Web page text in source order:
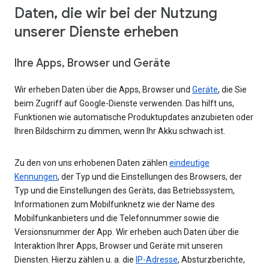
Daten, die wir bei der Nutzung
unserer Dienste erheben
Ihre Apps, Browser und Geräte
Wir erheben Daten über die Apps, Browser und Geräte, die Sie
beim Zugriff auf Google-Dienste verwenden. Das hilft uns,
Funktionen wie automatische Produktupdates anzubieten oder
Ihren Bildschirm zu dimmen, wenn Ihr Akku schwach ist.
Zu den von uns erhobenen Daten zählen eindeutige
Kennungen, der Typ und die Einstellungen des Browsers, der
Typ und die Einstellungen des Geräts, das Betriebssystem,
Informationen zum Mobilfunknetz wie der Name des
Mobilfunkanbieters und die Telefonnummer sowie die
Versionsnummer der App. Wir erheben auch Daten über die
Interaktion Ihrer Apps, Browser und Geräte mit unseren
Diensten. Hierzu zählen u. a. die IP-Adresse, Absturzberichte,